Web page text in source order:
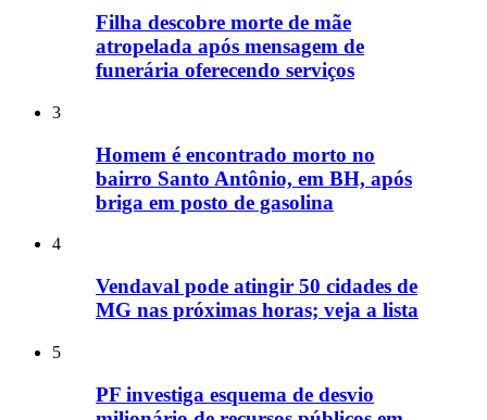
Filha descobre morte de mãe
atropelada após mensagem de
funerária oferecendo serviços
3
Homem é encontrado morto no
bairro Santo Antônio, em BH, após
briga em posto de gasolina
4
Vendaval pode atingir 50 cidades de
MG nas próximas horas; veja a lista
5
PF investiga esquema de desvio